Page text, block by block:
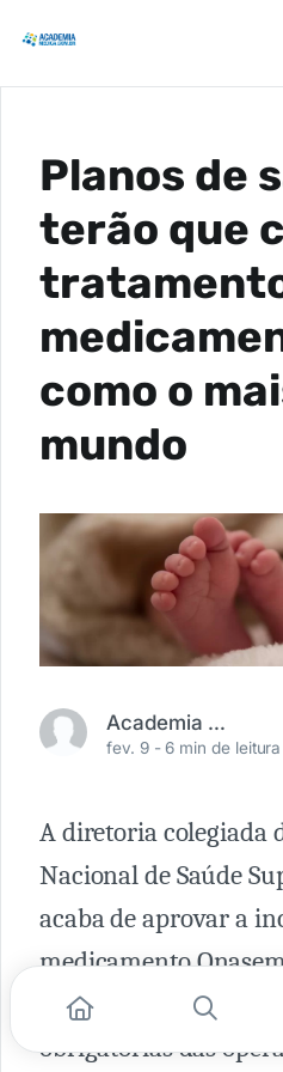
Planos de
terão que
como o
mundo
Academia Médica
fev. 9 -6 min de leitura
A diretoria colegiada
Nacional de Saúde
acaba de aprovar a
medicamento
abeparvoveque, na
obrigatórias das